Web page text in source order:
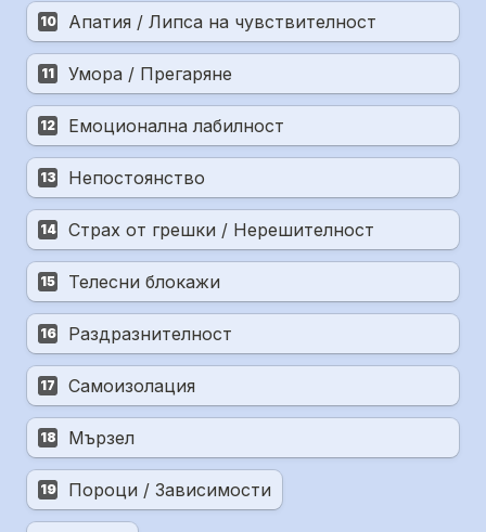
10 Апатия / Липса на чувствителност
11 Умора / Прегаряне
12 Емоционална лабилност
13 Непостоянство
14 Страх от грешки / Нерешителност
15 Телесни блокажи
16 Раздразнителност
17 Самоизолация
18 Мързел
19 Пороци / Зависимости